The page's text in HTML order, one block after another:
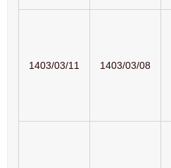
1403/03/08
1403/03/11